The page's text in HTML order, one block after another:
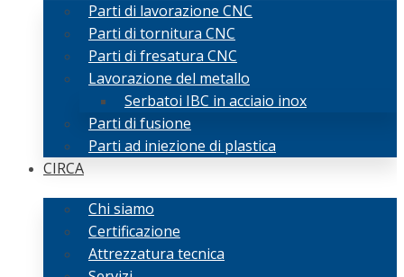
Parti di lavorazione CNC
Parti di tornitura CNC
Parti di fresatura CNC
Lavorazione del metallo
Serbatoi IBC in acciaio inox
Parti di fusione
Parti ad iniezione di plastica
CIRCA
Chi siamo
Certificazione
Attrezzatura tecnica